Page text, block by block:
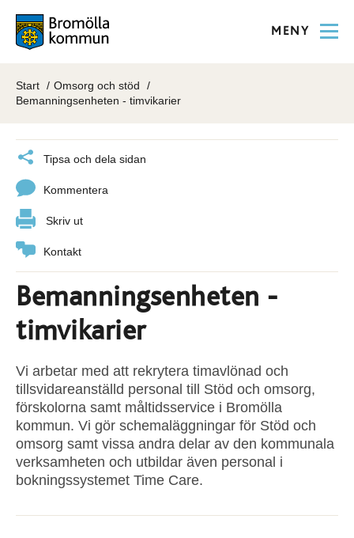
MENY
Start
Omsorg och stöd
Bemanningsenheten - timvikarier
Tipsa och dela sidan
Kommentera
Skriv ut
Kontakt
Bemanningsenheten -
timvikarier
Vi arbetar med att rekrytera timavlönad och
tillsvidareanställd personal till Stöd och omsorg,
förskolorna samt måltidsservice i Bromölla
kommun. Vi gör schemaläggningar för Stöd och
omsorg samt vissa andra delar av den kommunala
verksamheten och utbildar även personal i
bokningssystemet Time Care.